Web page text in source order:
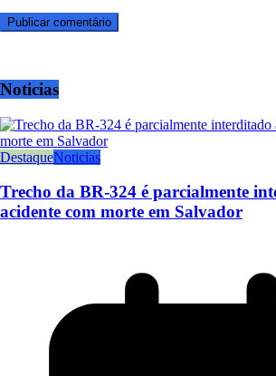
Noticias
DestaqueNoticias
Trecho da BR-324 é parcialmente
acidente com morte em Salvador